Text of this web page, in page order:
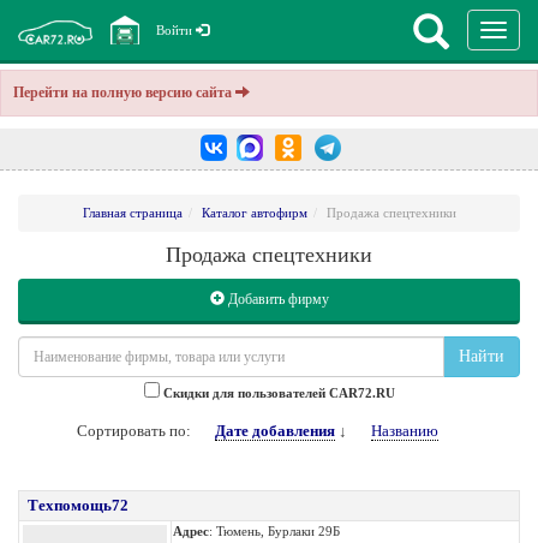
Перейти на полную версию сайта
Войти
Главная страница Каталог автофирм Продажа спецтехники
Продажа спецтехники
Добавить фирму
Найти
Cкидки для пользователей CAR72.RU
Сортировать по: Дате добавления↓ Названию
Техпомощь72
Адрес: Тюмень, Бурлаки 29Б